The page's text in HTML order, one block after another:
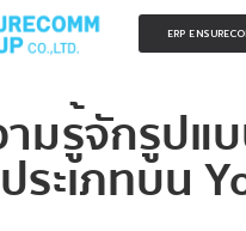
ERP
มรู้จักรูปแ
ระเภทบน